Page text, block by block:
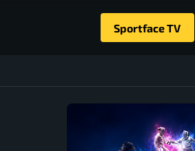
Sportface TV